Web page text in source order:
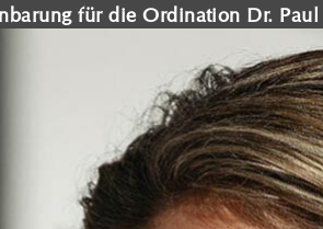
für die Ordination Dr.